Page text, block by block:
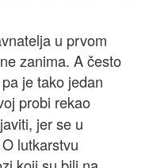
u prvom
zanima. A često
je tako jedan
probi rekao
jer se u
lutkarstvu